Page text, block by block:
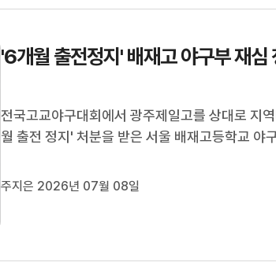
'6개월 출전정지' 배재고 야구부 재심
전국고교야구대회에서 광주제일고를 상대로 지
월 출전 정지' 처분을 받은 서울 배재고등학교 야
재심을 신청하기로 결정했다고 밝혔습니다.배재
주지은 2026년 07월 08일